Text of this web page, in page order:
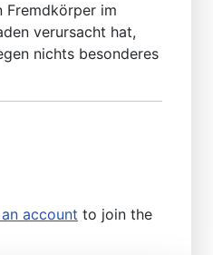
Fremdkörper im
verursacht hat,
nichts besonderes
account to join the